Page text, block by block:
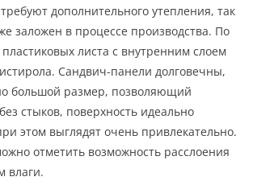
дополнительного утепления, так
заложен в процессе производства. По
листа с внутренним слоем
Сандвич-панели долговечны,
большой размер, позволяющий
стыков, поверхность идеально
этом выглядят очень привлекательно.
отметить возможность расслоения
влаги.